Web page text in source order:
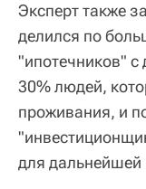
Эксперт также
делился по
"ипотечников"
30% людей,
проживания, и
для дальнейшей